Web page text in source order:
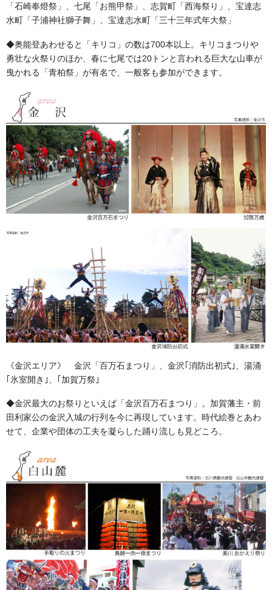
お祭り衣装・お祭り用品のご相談は金沢・森佐へお気軽にお問
い合わせください。
伝統行事、お祭りで地域に笑顔を！！
076-237-8888
営業時間 10:00-18:00 〒920-0061金沢市問屋町2丁目85
(FAX076-237-7150)
人形の森佐は12月〜4月末まで土曜、日曜も営業。
お問い合わせ
幕・のぼり
幕・のぼり
前の記事
消防団 旗
2018/07/30
紅白のロープ
2018/08/02
法被・はっぴ・はんてん・印半纏
よもやま話
お祭備品と豆知識
お祭用品・品目
獅子舞・衣裳・別仕立・小物
「石崎奉燈祭」、七尾「お熊甲祭」、志賀町「西海祭り」、宝達志
水町「子浦神社獅子舞」、宝達志水町「三十三年式年大祭」
◆奥能登あわせると「キリコ」の数は700本以上。キリコまつりや
勇壮な火祭りのほか、春に七尾では20トンと言われる巨大な山車が
曳かれる「青柏祭」が有名で、一般客も参加ができます。
《金沢エリア》 金沢「百万石まつり」、金沢｢消防出初式｣、湯涌
｢氷室開き｣、｢加賀万祭｣
◆金沢最大のお祭りといえば「金沢百万石まつり」。加賀藩主・前
田利家公の金沢入城の行列を今に再現しています。時代絵巻とあわ
せて、企業や団体の工夫を凝らした踊り流しも見どころ。